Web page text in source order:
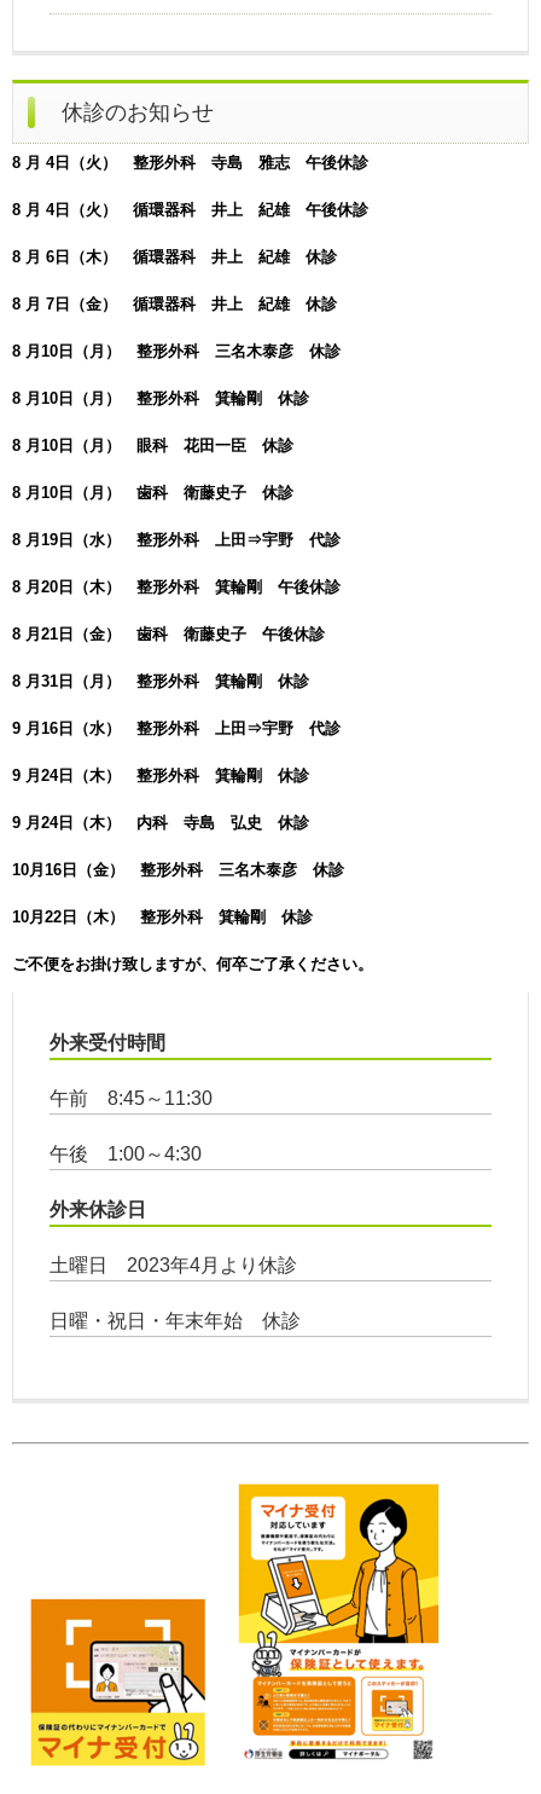
休診のお知らせ
8 月 4日（火） 整形外科 寺島 雅志 午後休診
8 月 4日（火） 循環器科 井上 紀雄 午後休診
8 月 6日（木） 循環器科 井上 紀雄 休診
8 月 7日（金） 循環器科 井上 紀雄 休診
8 月10日（月） 整形外科 三名木泰彦 休診
8 月10日（月） 整形外科 箕輪剛 休診
8 月10日（月） 眼科 花田一臣 休診
8 月10日（月） 歯科 衛藤史子 休診
8 月19日（水） 整形外科 上田⇒宇野 代診
8 月20日（木） 整形外科 箕輪剛 午後休診
8 月21日（金） 歯科 衛藤史子 午後休診
8 月31日（月） 整形外科 箕輪剛 休診
9 月16日（水） 整形外科 上田⇒宇野 代診
9 月24日（木） 整形外科 箕輪剛 休診
9 月24日（木） 内科 寺島 弘史 休診
10月16日（金） 整形外科 三名木泰彦 休診
10月22日（木） 整形外科 箕輪剛 休診
ご不便をお掛け致しますが、何卒ご了承ください。
外来受付時間
午前 8:45～11:30
午後 1:00～4:30
外来休診日
土曜日 2023年4月より休診
日曜・祝日・年末年始 休診